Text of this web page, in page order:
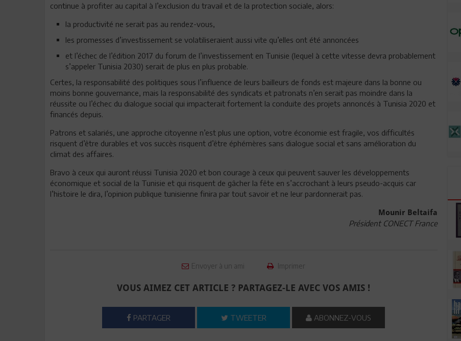
continue à profiter au capital à l’exclusion du travail et de la protection sociale, alors:
la productivité ne serait pas au rendez-vous,
les promesses d’investissement se volatiliseraient aussi vite qu’elles ont été annoncées
et l’échec de l’édition 2017 du forum de l’investissement en Tunisie (lequel à cette vitesse devra probablement
s’appeler Tunisia 2030) serait de plus en plus probable.
Certes, la responsabilité des politiques sous l’influence de leurs bailleurs de fonds est majeure dans la bonne ou
moins bonne gouvernance, mais la responsabilité des syndicats et patronats n’en serait pas moindre dans la
réussite ou l’échec du dialogue social qui impacterait fortement la conduite des projets annoncés à Tunisia 2020 et
financés depuis.
Patrons et salariés, une approche citoyenne n’est plus une option, votre économie est fragile, vos difficultés
risquent d’être durables et vos succès risquent d’être éphémères sans dialogue social et sans amélioration du
climat des affaires.
Bravo à ceux qui auront réussi Tunisia 2020 et bon courage à ceux qui peuvent sauver les développements
économique et social de la Tunisie et qui risquent de gâcher la fête en s’accrochant à leurs pseudo-acquis car
l’histoire le dira, l’opinion publique tunisienne finira par tout savoir et ne leur pardonnerait pas.
Mounir Beltaifa
Président CONECT France
Envoyer à un ami Imprimer
VOUS AIMEZ CET ARTICLE ? PARTAGEZ-LE AVEC VOS AMIS !
PARTAGER TWEETER ABONNEZ-VOUS